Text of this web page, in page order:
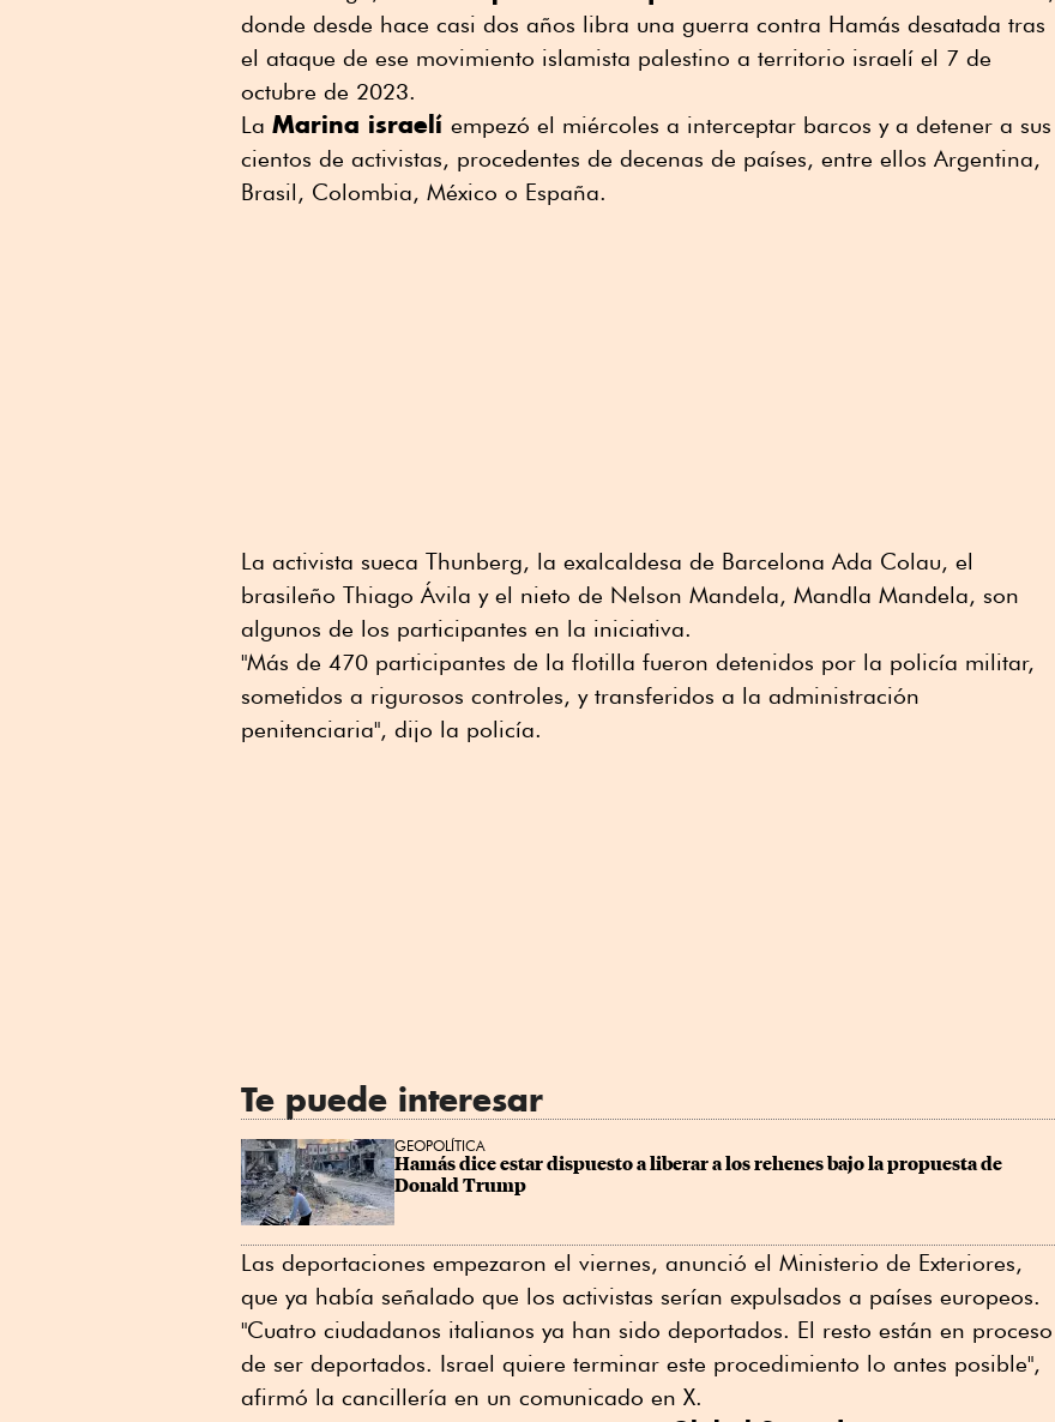
donde desde hace casi dos años libra una guerra contra Hamás desatada tras
el ataque de ese movimiento islamista palestino a territorio israelí el 7 de
octubre de 2023.
La Marina israelí empezó el miércoles a interceptar barcos y a detener a sus
cientos de activistas, procedentes de decenas de países, entre ellos Argentina,
Brasil, Colombia, México o España.
La activista sueca Thunberg, la exalcaldesa de Barcelona Ada Colau, el
brasileño Thiago Ávila y el nieto de Nelson Mandela, Mandla Mandela, son
algunos de los participantes en la iniciativa.
"Más de 470 participantes de la flotilla fueron detenidos por la policía militar,
sometidos a rigurosos controles, y transferidos a la administración
penitenciaria", dijo la policía.
Te puede interesar
GEOPOLÍTICA
Hamás dice estar dispuesto a liberar a los rehenes bajo la propuesta de
Donald Trump
Las deportaciones empezaron el viernes, anunció el Ministerio de Exteriores,
que ya había señalado que los activistas serían expulsados a países europeos.
"Cuatro ciudadanos italianos ya han sido deportados. El resto están en proceso
de ser deportados. Israel quiere terminar este procedimiento lo antes posible",
afirmó la cancillería en un comunicado en X.